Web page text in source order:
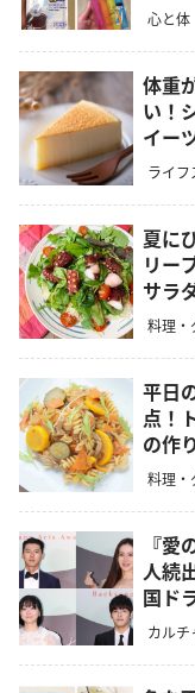
心と体
体重
い！
イー
ライフ
夏に
リー
サラ
料理・
平日
点！
の作
料理・
『
人続
国ド
カルチ